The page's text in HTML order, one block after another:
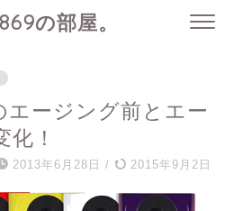
の部屋。
ージング前とエー
！
2013年6月28日 / 2015年9月2日